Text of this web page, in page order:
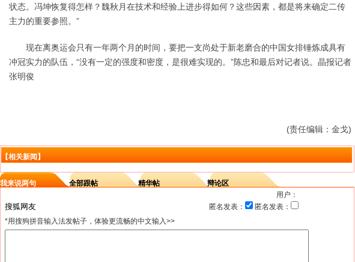
状态。冯坤恢复得怎样？魏秋月在技术和经验上进步得如何？这些因素，都是将来确定二传
主力的重要参照。”
现在离奥运会只有一年两个月的时间，要把一支尚处于新老磨合的中国女排锤炼成具有
冲冠实力的队伍，“没有一定的强度和密度，是很难实现的。”陈忠和最后对记者说。晶报记者
张明俊
(责任编辑：金戈)
【相关新闻】
我来说两句 全部跟帖 精华帖
辩论区
用户：
匿名发表：
匿名发表：
*用搜狗拼音输入法发帖子，体验更流畅的中文输入>>